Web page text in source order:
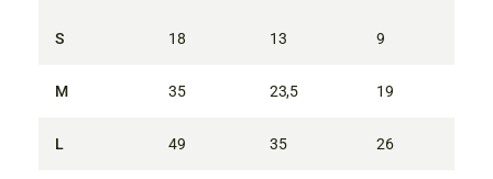
S 18 13 9
M 35 23,5 19
L 49 35 26